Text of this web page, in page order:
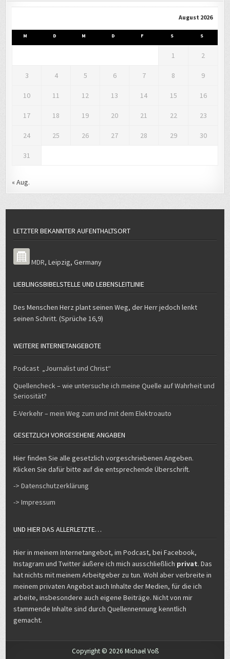
August 2026
M D M D F S S
1 2
3 4 5 6 7 8 9
10 11 12 13 14 15 16
17 18 19 20 21 22 23
24 25 26 27 28 29 30
31
« Aug.
LETZTER BEKANNTER AUFENTHALTSORT
MDR,Leipzig,Germany
LIEBLINGSBIBELSTELLE UND LEBENSLEITLINIE
Des Menschen Herz plant seinen Weg, der Herr jedoch lenkt
seinen Schritt. (Sprüche 16,9)
WEITERE INTERNETANGEBOTE
Podcast „Journalist und Christ“
Quellencheck – wie untersuche ich meine Quelle auf Wahrheit und
Seriosität?
E-Verkehr – mein Weg zum und mit dem Elektroauto
GESETZLICH VORGESEHENE ANGABEN
Hier finden Sie alle gesetzlich vorgeschriebenen Angeben.
Klicken Sie dafür bitte auf die entsprechende Überschrift.
-> Datenschutzerklärung
-> Impressum
UND HIER DAS ALLERLETZTE…
Hier in meinem Internetangebot, im Podcast, bei Facebook,
Instagram und Twitter äußere ich mich ausschließlich privat. Das
hat nichts mit meinem Arbeitgeber zu tun. Wohl aber verbreite in
meinem privaten Angebot auch Inhalte der Medien, für die ich
arbeite, insbesondere auch eigene Beiträge. Nicht von mir
stammende Inhalte sind durch Quellennennung kenntlich
gemacht.
Copyright © 2026 Michael Voß